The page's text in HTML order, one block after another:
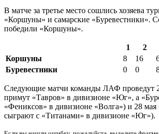
В матче за третье место сошлись хозяева
«Коршуны» и самарские «Буревестники».
победили «Коршуны».
1 2
Коршуны
8 16
Буревестники
0 0
Следующие матчи команды ЛАФ проведут
примут «Тавров» в дивизионе «Юг», а
«Фениксов» в дивизионе «Волга») и 28
сыграют с «Титанами» в дивизионе «Юг»).